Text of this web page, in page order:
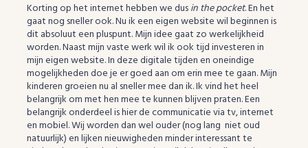
Korting op het internet hebben we dusin the pocket. En het
gaat nog sneller ook. Nu ik een eigen website wil beginnen is
dit absoluut een pluspunt. Mijn idee gaat zo werkelijkheid
worden. Naast mijn vaste werk wil ik ook tijd investeren in
mijn eigen website. In deze digitale tijden en oneindige
mogelijkheden doe je er goed aan om erin mee te gaan. Mijn
kinderen groeien nu al sneller mee dan ik. Ik vind het heel
belangrijk om met hen mee te kunnen blijven praten. Een
belangrijk onderdeel is hier de communicatie via tv, internet
en mobiel. Wij worden dan wel ouder (nog lang niet oud
natuurlijk) en lijken nieuwigheden minder interessant te